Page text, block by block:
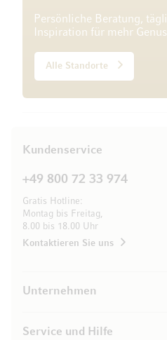
Persönliche Beratung,
Inspiration für mehr
Alle Standorte
Kundenservice
+49 800 72 33 974
Gratis Hotline:
Montag bis Freitag,
8.00 bis 18.00 Uhr
Kontaktieren Sie uns
Unternehmen
Service und Hilfe